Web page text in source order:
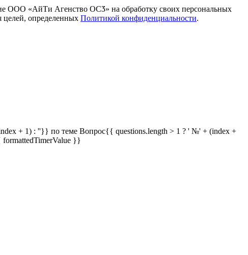
ООО «АйТи Агенство ОСӠ» на обработку своих персональных
целей, определенных Политикой конфиденциальности.
+ 1) : ''}} по теме Вопрос{{ questions.length > 1 ? ' №' + (index +
}}